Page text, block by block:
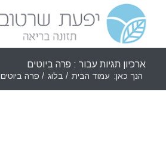
ארכיון תגיות עבור : פרה ביוטים
הנך כאן: עמוד הבית / בלוג / פרה ביוטים